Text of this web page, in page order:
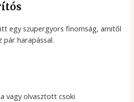
egy szupergyors finomság, amitől
pár harapással.
vagy olvasztott csoki